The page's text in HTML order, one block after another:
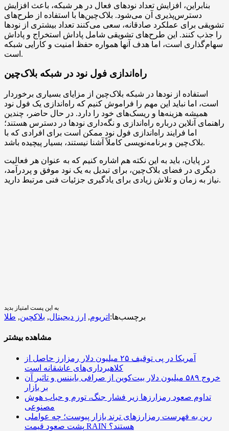
بنابراین، افزایش تعداد نودهای فعال در هر شبکه، باعث افزایش
دسترس‌پذیری آن می‌شود. بلاک‌چین‌ها با استفاده از طرح‌های
تشویقی برای عملکرد صادقانه، سعی می‌کنند تعداد بیشتری از نودها
را جذب کنند. این طرح‌های تشویقی شامل پاداش استخراج و پاداش
سهام‌گذاری است، اما هدف آنها همواره حفظ امنیت و کارایی شبکه
است.
راه‌اندازی فول نود در شبکه بلاک‌چین
استفاده از نودها در شبکه بلاک‌چین از مزایای بسیاری برخوردار
است، اما نباید این مهم را فراموش کنیم که راه‌اندازی یک فول نود
همیشه هزینه‌ها و ریسک‌های خود را دارد. در حال حاضر، چندین
راهنمای آنلاین درباره راه‌اندازی و نگه‌داری نودها در دسترس هستند؛
اما فرایند راه‌اندازی فول نود ممکن است برای افرادی که با
بلاک‌چین و برنامه‌نویسی کاملاً آشنا نیستند، بسیار پیچیده باشد.
در پایان، باید به این نکته هم اشاره کنیم که به عنوان هر فعالیت
دیگری در فضای بلاک‌چین، برای تبدیل به یک نود موفق و پردرآمد،
نیاز به زمان و تلاش زیادی برای یادگیری جزئیات فنی مرتبط دارید.
به این پست امتیاز بدید
برچسب‌ها: اتریوم, ارز دیجیتال, بلاکچین, طلا
مشاهده بیشتر
آمریکا در پی توقیف ۲۵ میلیون دلار رمزارز حاصل از
کلاهبرداری‌های عاشقانه است
خروج ۵۸۹ میلیون دلار بیت‌کوین از صرافی بایننس و تاثیر آن
بر بازار
تداوم صعود رمزارزها زیر فشار جنگ، تورم و حباب هوش
مصنوعی
رین به فهرست رمزارزهای ترند بازار پیوست؛ چه عواملی
پشت صعود قیمت RAIN هستند؟